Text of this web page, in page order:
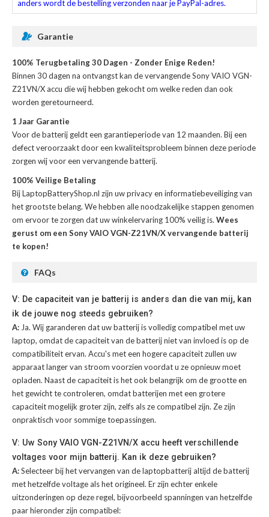
anders wordt de bestelling verzonden naar je PayPal-adres.
Garantie
100% Terugbetaling 30 Dagen - Zonder Enige Reden!
Binnen 30 dagen na ontvangst kan devervangende Sony VAIO VGN-
Z21VN/X accu die wij hebben gekocht om welke reden dan ook
worden geretourneerd.
1 Jaar Garantie
Voor debatterij geldt een garantieperiode van 12 maanden. Bij een
defect veroorzaakt door een kwaliteitsprobleem binnen deze periode
zorgen wij voor een vervangende batterij.
100% Veilige Betaling
Bij LaptopBatteryShop.nl zijn uw privacy en informatiebeveiliging van
het grootste belang. We hebben alle noodzakelijke stappen genomen
om ervoor te zorgen dat uw winkelervaring 100% veilig is. Wees
gerust om een Sony VAIO VGN-Z21VN/X vervangende batterij
te kopen!
FAQs
V: De capaciteit van je batterij is anders dan die van mij, kan
ik de jouwe nog steeds gebruiken?
A: Ja. Wij garanderen dat uw batterij is volledig compatibel met uw
laptop, omdat de capaciteit van de batterij niet van invloed is op de
compatibiliteit ervan. Accu's met een hogere capaciteit zullen uw
apparaat langer van stroom voorzien voordat u ze opnieuw moet
opladen. Naast de capaciteit is het ook belangrijk om de grootte en
het gewicht te controleren, omdat batterijen met een grotere
capaciteit mogelijk groter zijn, zelfs als ze compatibel zijn. Ze zijn
onpraktisch voor sommige toepassingen.
V: Uw Sony VAIO VGN-Z21VN/X accu heeft verschillende
voltages voor mijn batterij. Kan ik deze gebruiken?
A:Selecteer bij het vervangen van de laptopbatterij altijd de batterij
met hetzelfde voltage als het origineel. Er zijn echter enkele
uitzonderingen op deze regel, bijvoorbeeld spanningen van hetzelfde
paar hieronder zijn compatibel: